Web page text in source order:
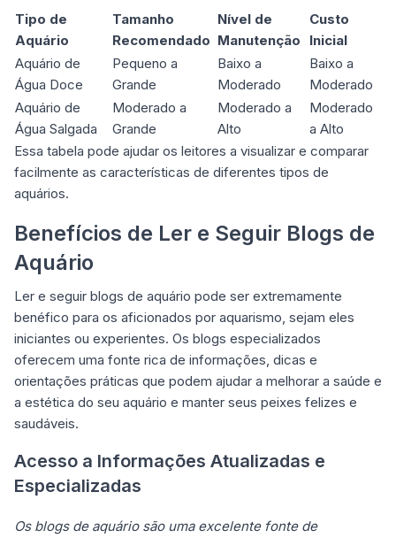
Tipo de
Aquário
Tamanho
Recomendado
Nível de
Manutenção
Custo
Inicial
Aquário de
Água Doce
Pequeno a
Grande
Baixo a
Moderado
Baixo a
Moderado
Aquário de
Água Salgada
Moderado a
Grande
Moderado a
Alto
Moderado
a Alto
Essa tabela pode ajudar os leitores a visualizar e comparar
facilmente as características de diferentes tipos de
aquários.
Benefícios de Ler e Seguir Blogs de
Aquário
Ler e seguir blogs de aquário pode ser extremamente
benéfico para os aficionados por aquarismo, sejam eles
iniciantes ou experientes. Os blogs especializados
oferecem uma fonte rica de informações, dicas e
orientações práticas que podem ajudar a melhorar a saúde e
a estética do seu aquário e manter seus peixes felizes e
saudáveis.
Acesso a Informações Atualizadas e
Especializadas
Os blogs de aquário são uma excelente fonte de